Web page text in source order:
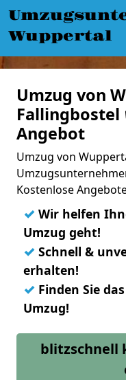
Wuppertal
Umzug von
Fallingbostel
Angebot
Umzug von
Kostenlose
✓ Wir helfen
Umzug geht!
✓ Schnell &
erhalten!
✓ Finden Sie
Umzug!
blitzschnell